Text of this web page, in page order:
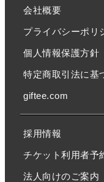
会社概要
プライバシーポリ
個人情報保護方針
特定商取引法に基
giftee.com
採用情報
チケット利用者予
法人向けのご案内